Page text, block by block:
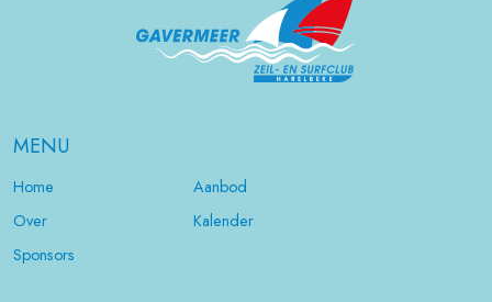
MENU
Home
Aanbod
Over
Kalender
Sponsors